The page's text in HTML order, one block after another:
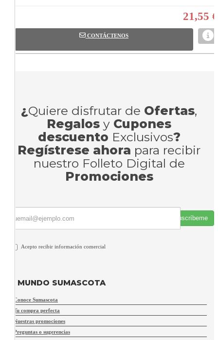
21,55 €
CONTÁCTENOS
¿Quiere disfrutar de Ofertas,
Regalos y Cupones
descuento Exclusivos?
Regístrese ahora para recibir
nuestro Folleto Digital de
Promociones
Suscríbeme
Acepto recibir información comercial
MUNDO SUMASCOTA
Conoce Sumascota
Tu compra perfecta
Nuestras promociones
Preguntas o sugerencias